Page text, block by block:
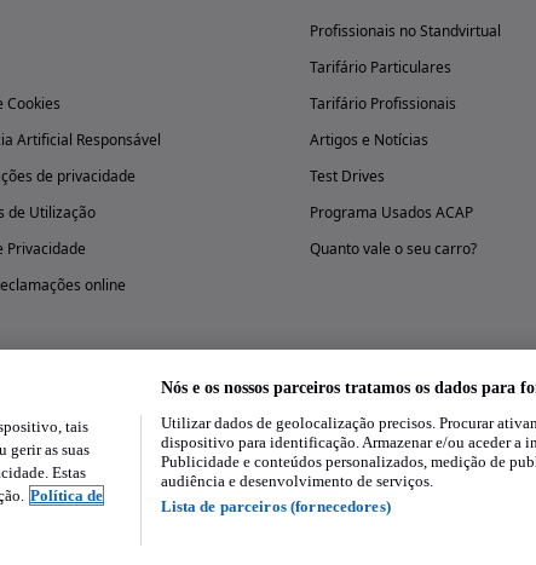
Cookies
Artificial Responsável
de privacidade
de Utilização
Privacidade
online
Profissionais no Standvirtual
Tarifário Particulares
Tarifário Profissionais
Artigos e Notícias
Test Drives
Programa Usados ACAP
Quanto vale o seu carro?
Experimenta a aplicação
tais
gerir as suas
Estas
Política de
Nós e os nossos parceiros tratamos os dados para
Utilizar dados de geolocalização precisos. Procurar
dispositivo para identificação. Armazenar e/ou aceder a
Publicidade e conteúdos personalizados, medição de
audiência e desenvolvimento de serviços.
Lista de parceiros (fornecedores)